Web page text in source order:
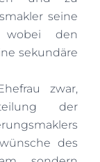
seine
wobei den
sekundäre
zwar,
der
des